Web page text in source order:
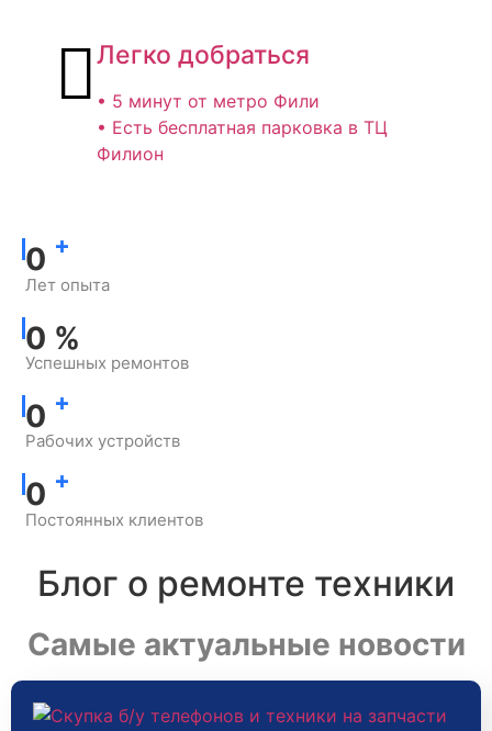
Легко добраться
• 5 минут от метро Фили
• Есть бесплатная парковка в ТЦ
Филион
0 +
Лет опыта
0 %
Успешных ремонтов
0 +
Рабочих устройств
0 +
Постоянных клиентов
Блог о ремонте техники
Самые актуальные новости